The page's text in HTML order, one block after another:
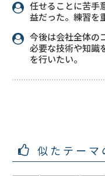
任せることに苦手
益だった。練習を
今後は会社全体の
必要な技術や知識
を行いたい。
似たテーマ